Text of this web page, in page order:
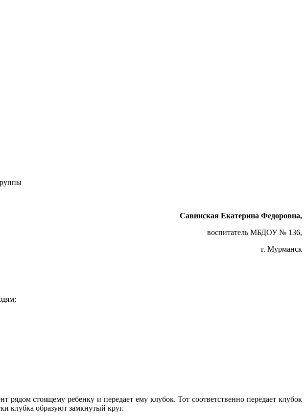
Савинская Екатерина Федоровна,
воспитатель МБДОУ № 136,
г. Мурманск
рядом стоящему ребенку и передает ему клубок. Тот соответственно передает клубок
клубка образуют замкнутый круг.